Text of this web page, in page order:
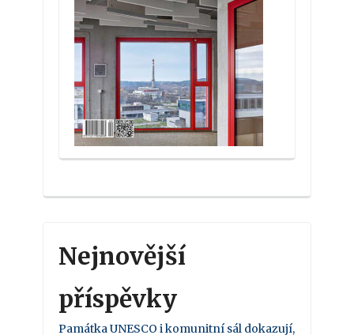
Nejnovější
příspěvky
Památka UNESCO i komunitní sál dokazují,